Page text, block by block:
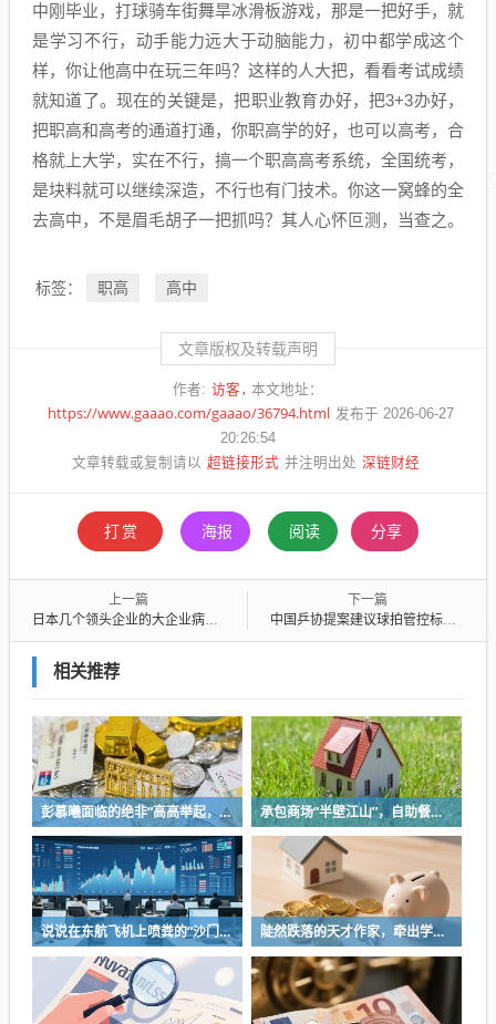
中刚毕业，打球骑车街舞旱冰滑板游戏，那是一把好手，就
是学习不行，动手能力远大于动脑能力，初中都学成这个
样，你让他高中在玩三年吗？这样的人大把，看看考试成绩
就知道了。现在的关键是，把职业教育办好，把3+3办好，
把职高和高考的通道打通，你职高学的好，也可以高考，合
格就上大学，实在不行，搞一个职高高考系统，全国统考，
是块料就可以继续深造，不行也有门技术。你这一窝蜂的全
去高中，不是眉毛胡子一把抓吗？其人心怀叵测，当查之。
标签： 职高 高中
文章版权及转载声明
作者: 访客 本文地址：
https://www.gaaao.com/gaaao/36794.html 发布于 2026-06-27
20:26:54
文章转载或复制请以 超链接形式 并注明出处 深链财经
打赏 海报 阅读 分享
上一篇
日本几个领头企业的大企业病也是很厉害的
下一篇
中国乒协提案建议球拍管控标准化，防止王楚钦球拍受损案再上演
相关推荐
彭慕曦面临的绝非“高高举起，轻轻放下” 承包商场“半壁江山”，自助餐为什么越开越多？
说说在东航飞机上喷粪的“沙门世家” 陡然跌落的天才作家，牵出学界一个惊人的造假联盟